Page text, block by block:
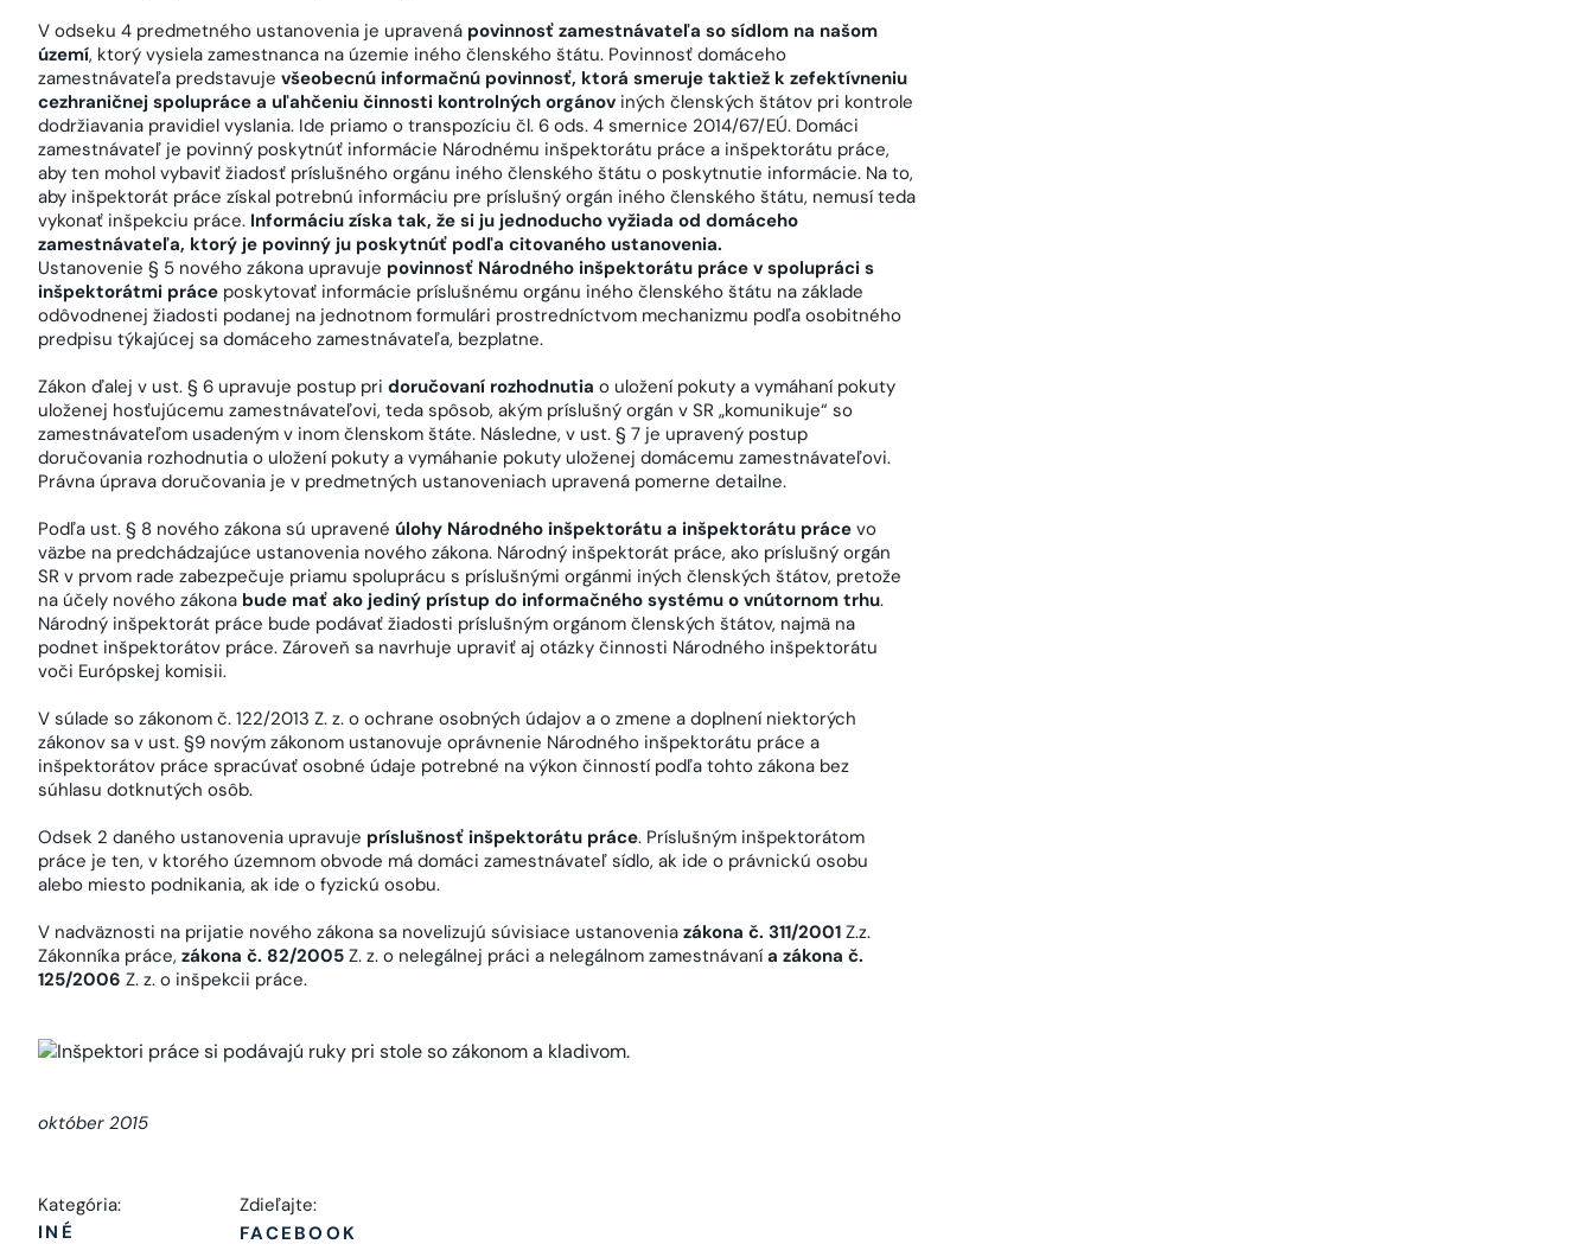
V odseku 4 predmetného ustanovenia je upravená povinnosť zamestnávateľa so sídlom na našom
území, ktorý vysiela zamestnanca na územie iného členského štátu. Povinnosť domáceho
zamestnávateľa predstavuje všeobecnú informačnú povinnosť, ktorá smeruje taktiež k zefektívneniu
cezhraničnej spolupráce a uľahčeniu činnosti kontrolných orgánov iných členských štátov pri kontrole
dodržiavania pravidiel vyslania. Ide priamo o transpozíciu čl. 6 ods. 4 smernice 2014/67/EÚ. Domáci
zamestnávateľ je povinný poskytnúť informácie Národnému inšpektorátu práce a inšpektorátu práce,
aby ten mohol vybaviť žiadosť príslušného orgánu iného členského štátu o poskytnutie informácie. Na to,
aby inšpektorát práce získal potrebnú informáciu pre príslušný orgán iného členského štátu, nemusí teda
vykonať inšpekciu práce. Informáciu získa tak, že si ju jednoducho vyžiada od domáceho
zamestnávateľa, ktorý je povinný ju poskytnúť podľa citovaného ustanovenia.
Ustanovenie § 5 nového zákona upravuje povinnosť Národného inšpektorátu práce v spolupráci s
inšpektorátmi práce poskytovať informácie príslušnému orgánu iného členského štátu na základe
odôvodnenej žiadosti podanej na jednotnom formulári prostredníctvom mechanizmu podľa osobitného
predpisu týkajúcej sa domáceho zamestnávateľa, bezplatne.
Zákon ďalej v ust. § 6 upravuje postup pri doručovaní rozhodnutia o uložení pokuty a vymáhaní pokuty
uloženej hosťujúcemu zamestnávateľovi, teda spôsob, akým príslušný orgán v SR „komunikuje“ so
zamestnávateľom usadeným v inom členskom štáte. Následne, v ust. § 7 je upravený postup
doručovania rozhodnutia o uložení pokuty a vymáhanie pokuty uloženej domácemu zamestnávateľovi.
Právna úprava doručovania je v predmetných ustanoveniach upravená pomerne detailne.
Podľa ust. § 8 nového zákona sú upravené úlohy Národného inšpektorátu a inšpektorátu práce vo
väzbe na predchádzajúce ustanovenia nového zákona. Národný inšpektorát práce, ako príslušný orgán
SR v prvom rade zabezpečuje priamu spoluprácu s príslušnými orgánmi iných členských štátov, pretože
na účely nového zákona bude mať ako jediný prístup do informačného systému o vnútornom trhu.
Národný inšpektorát práce bude podávať žiadosti príslušným orgánom členských štátov, najmä na
podnet inšpektorátov práce. Zároveň sa navrhuje upraviť aj otázky činnosti Národného inšpektorátu
voči Európskej komisii.
V súlade so zákonom č. 122/2013 Z. z. o ochrane osobných údajov a o zmene a doplnení niektorých
zákonov sa v ust. §9 novým zákonom ustanovuje oprávnenie Národného inšpektorátu práce a
inšpektorátov práce spracúvať osobné údaje potrebné na výkon činností podľa tohto zákona bez
súhlasu dotknutých osôb.
Odsek 2 daného ustanovenia upravuje príslušnosť inšpektorátu práce. Príslušným inšpektorátom
práce je ten, v ktorého územnom obvode má domáci zamestnávateľ sídlo, ak ide o právnickú osobu
alebo miesto podnikania, ak ide o fyzickú osobu.
V nadväznosti na prijatie nového zákona sa novelizujú súvisiace ustanovenia zákona č. 311/2001 Z.z.
Zákonníka práce, zákona č. 82/2005 Z. z. o nelegálnej práci a nelegálnom zamestnávanía zákona č.
125/2006 Z. z. o inšpekcii práce.
október 2015
Kategória:
INÉ
Zdieľajte:
FACEBOOK